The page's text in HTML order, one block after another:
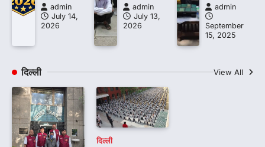
admin
July 14,
2026
admin
July 13,
2026
admin
September
15, 2025
दिल्ली View All
दिल्ली